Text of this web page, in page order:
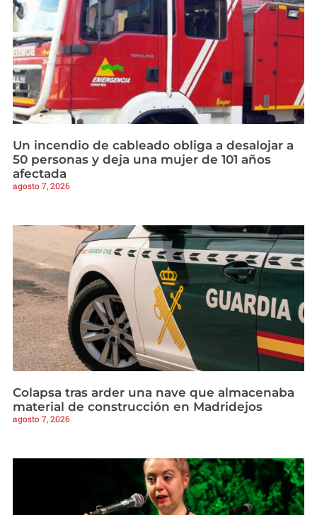
Un incendio de cableado obliga a desalojar a
50 personas y deja una mujer de 101 años
afectada
agosto 7, 2026
Colapsa tras arder una nave que almacenaba
material de construcción en Madridejos
agosto 7, 2026